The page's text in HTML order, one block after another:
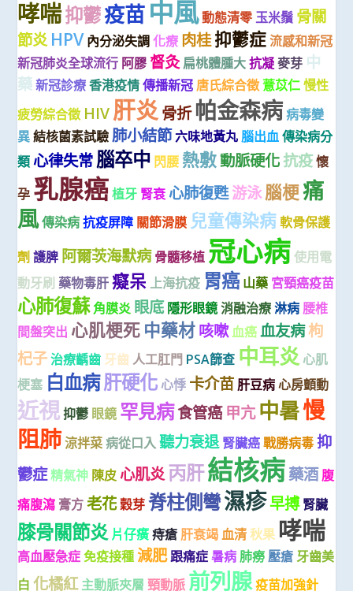
哮喘抑鬱疫苗中風動態清零 玉米鬚 骨關
節炎 HPV 內分泌失調 化療 肉桂抑鬱症 流感和新冠
新冠肺炎全球流行 阿膠 督灸 扁桃體腫大 抗凝 麥芽 中
藥 新冠診療 香港疫情 傳播新冠 唐氏綜合徵 薏苡仁 慢性
疲勞綜合徵 HIV肝炎骨折 帕金森病 病毒變
異 結核菌素試驗 肺小結節 六味地黃丸 腦出血 傳染病分
類 心律失常腦卒中 閃腰 熱敷動脈硬化抗疫懷
孕 乳腺癌 植牙 腎衰 心肺復甦游泳腦梗痛
風傳染病 抗疫屏障 關節滑膜 兒童傳染病 軟骨保護
劑 護脾 阿爾茨海默病 骨髓移植 冠心病 使用電
動牙刷 藥物毒肝 癡呆 上海抗疫 胃癌 山藥 宮頸癌疫苗
心肺復蘇 角膜炎 眼底 隱形眼鏡消融治療 淋病 腰椎
間盤突出 心肌梗死 中藥材咳嗽血癌 血友病枸
杞子治療齲齒 牙齒 人工肛門 PSA篩查 中耳炎 心肌
梗塞 白血病肝硬化 心悸 卡介苗 肝豆病 心房顫動
近視 抑鬱 眼鏡 罕見病食管癌 甲亢 中暑慢
阻肺涼拌菜 病從口入 聽力衰退 腎臟癌 戰勝病毒 抑
鬱症精氣神 陳皮 心肌炎丙肝結核病藥酒 腹
痛腹瀉 膏方 老花穀芽 脊柱側彎濕疹早搏 腎臟
膝骨關節炎 片仔癀 痔瘡 肝衰竭 血清 秋果 哮喘
高血壓急症 免疫接種 減肥跟痛症 暑病 肺癆 壓瘡 牙齒美
白 化橘紅 主動脈夾層 頸動脈 前列腺疫苗加強針